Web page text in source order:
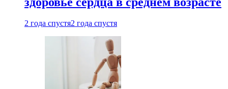
2 года спустя2 года спустя